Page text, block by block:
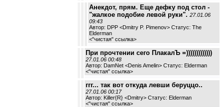
Анекдот, прям. Еще дефку под стол -
"жалкое подобие левой руки". 27.01.06
09:43
Автор: DPP <Dmitry P. Pimenov> Статус: The
Elderman
<"чистая" ссылка>
При прочтении сего ПлакалЪ =)))))))))))))
27.01.06 00:48
Автор: DamNet <Denis Amelin> Статус: Elderman
<"чистая" ссылка>
ггг... так вот откуда левши беруццо..
27.01.06 00:17
Автор: Killer{R} <Dmitry> Статус: Elderman
<"чистая" ссылка>